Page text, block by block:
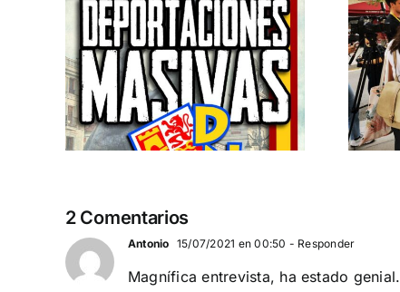
Acto en Barcelona:
España y Serbia
contra el
separatismo
globalista
11 DE SEPTIEMBRE: DN EN BARCELONA
2 Comentarios
Antonio 15/07/2021 en 00:50 - Responder
Magnífica entrevista, ha estado genial.